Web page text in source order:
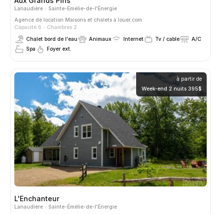
Lanaudière
Sainte-Émélie-de-l'Énergie
Agence de location Maisons et chalets à louer.com
Capacité 6
Chambres 2
Chalet bord de l'eau
Animaux Internet Tv / cable
A/C
Spa
Foyer ext.
à partir de
Week-end 2 nuits 395$
L'Enchanteur
Lanaudière
Sainte-Émélie-de-l'Énergie